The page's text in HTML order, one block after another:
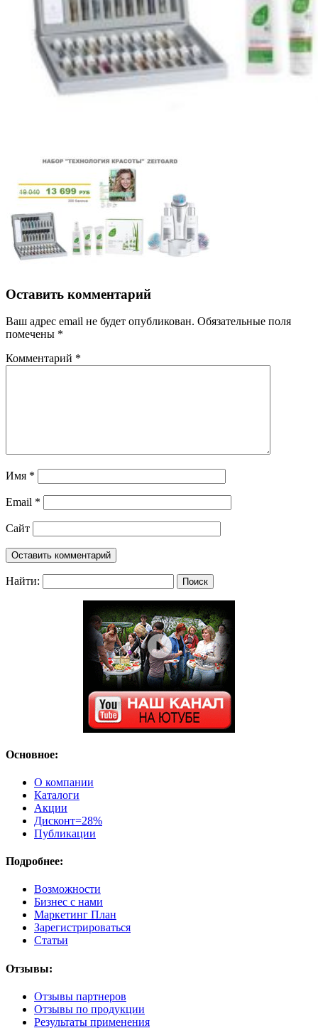
Оставить комментарий
Ваш адрес email не будет опубликован. Обязательные поля
помечены *
Комментарий *
Имя *
Email *
Сайт
Найти:
Основное:
О компании
Каталоги
Акции
Дисконт=28%
Публикации
Подробнее:
Возможности
Бизнес с нами
Маркетинг План
Зарегистрироваться
Статьи
Отзывы:
Отзывы партнеров
Отзывы по продукции
Результаты применения